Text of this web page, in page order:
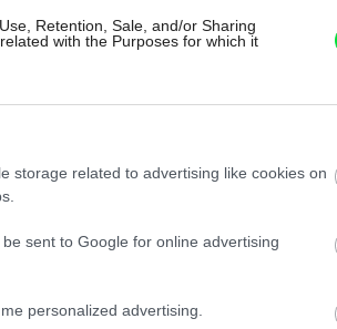
Retention, Sale, and/or Sharing
with the Purposes for which it
storage related to advertising like cookies on
sent to Google for online advertising
personalized advertising.
svojich výhercov.